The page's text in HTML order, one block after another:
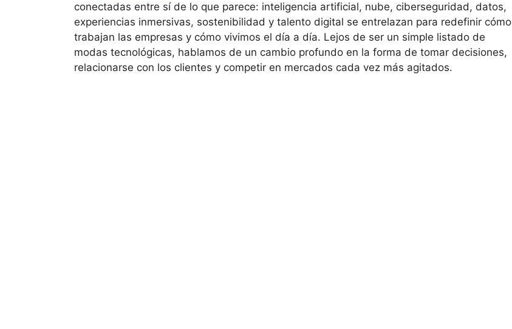
conectadas entre sí de lo que parece: inteligencia artificial, nube, ciberseguridad, datos,
experiencias inmersivas, sostenibilidad y talento digital se entrelazan para redefinir cómo
trabajan las empresas y cómo vivimos el día a día. Lejos de ser un simple listado de
modas tecnológicas, hablamos de un cambio profundo en la forma de tomar decisiones,
relacionarse con los clientes y competir en mercados cada vez más agitados.